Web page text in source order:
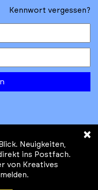
Kennwort vergessen?
im Auftrag des
×
Neuigkeiten,
ins Postfach.
von Kreatives